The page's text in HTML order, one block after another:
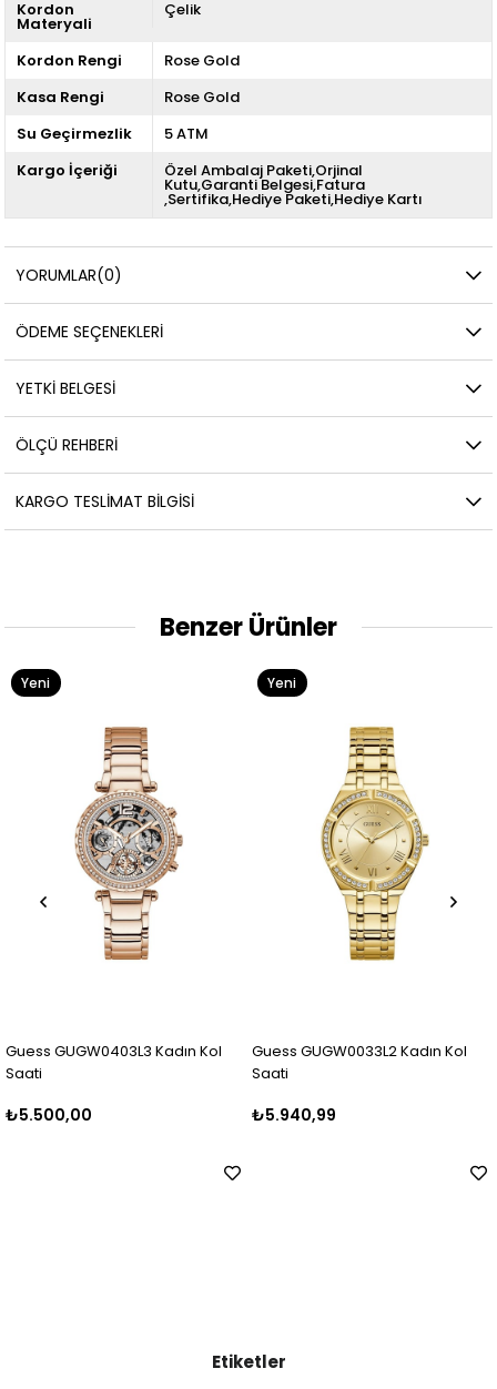
Kordon
Materyali
Çelik
Kordon Rengi
Rose Gold
Kasa Rengi
Rose Gold
Su Geçirmezlik
5 ATM
Kargo İçeriği
Özel Ambalaj Paketi,Orjinal
Kutu,Garanti Belgesi,Fatura
,Sertifika,Hediye Paketi,Hediye Kartı
YORUMLAR(0)
ÖDEME SEÇENEKLERI
YETKİ BELGESİ
ÖLÇÜ REHBERI
KARGO TESLIMAT BILGISI
Benzer Ürünler
Kol
Guess GUGW0033L2 Kadın Kol
₺5.940,99
Guess GUGW0403L2
₺6.499,99
Etiketler